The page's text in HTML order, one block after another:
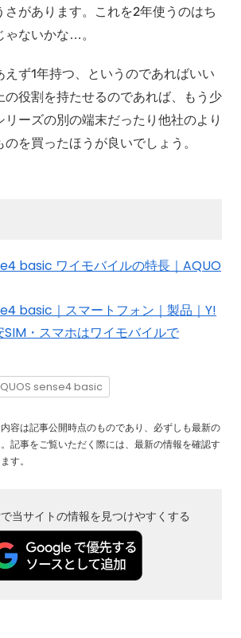
があります。これを2年使うのはち
ゃないかな…。
ず1年持つ、というのであればいい
の役割を持たせるのであれば、もう少
リーズの別の端末だったり他社のより
を買ったほうが良いでしょう。
basic ワイモバイルの特長｜AQUO
basic｜スマートフォン｜製品｜Y!
・スマホはワイモバイルで
sense4 basic
容は記事公開時点のものであり、必ずしも最新の
記事をご覧いただく際には、最新の情報を確認す
す。
当サイトの情報を見つけやすくする